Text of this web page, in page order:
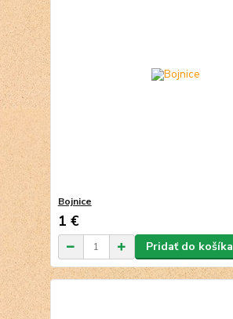
Bojnice
1 €
Pridať do košíka